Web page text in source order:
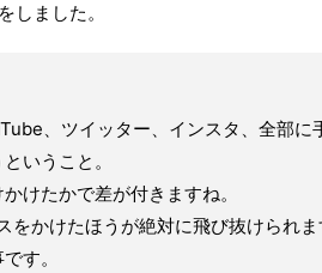
しました。
、ツイッター、インスタ、全部に
いうこと。
けたかで差が付きますね。
をかけたほうが絶対に飛び抜けられま
す。